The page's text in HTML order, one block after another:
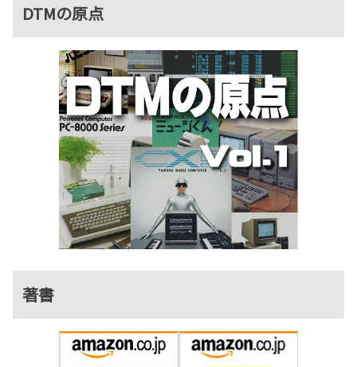
DTMの原点
著書